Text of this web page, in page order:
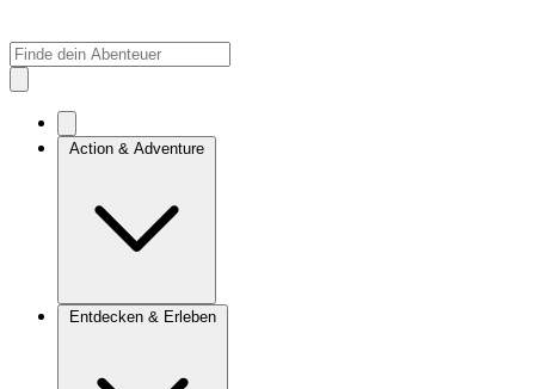
Action & Adventure
Entdecken & Erleben